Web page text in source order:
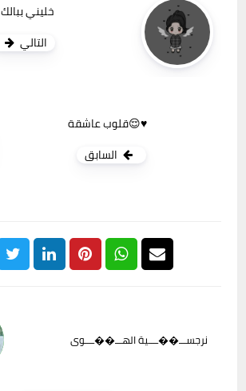
خليني ببالك
التالي
قلوب عاشقة😌♥️
السابق
نرجســـ��ــــية الهـــ��ــــوى